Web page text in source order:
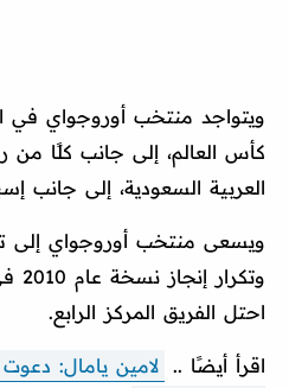
ويتواجد منتخب أوروجواي في
كأس العالم، إلى جانب كلًا من
العربية السعودية، إلى جانب
ويسعى منتخب أوروجواي إلى
احتل الفريق المركز الرابع.
اقرأ أيضًا .. لامين يامال: